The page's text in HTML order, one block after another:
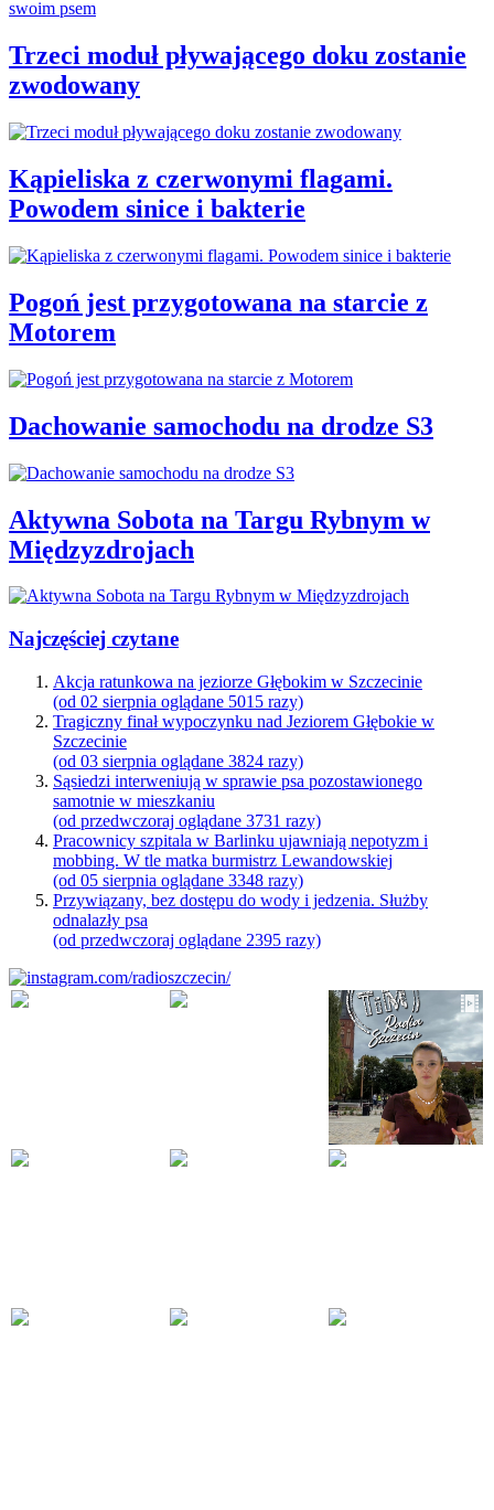
Trzeci moduł pływającego doku zostanie
zwodowany
Kąpieliska z czerwonymi flagami.
Powodem sinice i bakterie
Pogoń jest przygotowana na starcie z
Motorem
Dachowanie samochodu na drodze S3
Aktywna Sobota na Targu Rybnym w
Międzyzdrojach
Najczęściej czytane
Akcja ratunkowa na jeziorze Głębokim w Szczecinie
(od 02 sierpnia oglądane 5015 razy)
Tragiczny finał wypoczynku nad Jeziorem Głębokie w
Szczecinie
(od 03 sierpnia oglądane 3824 razy)
Sąsiedzi interweniują w sprawie psa pozostawionego
samotnie w mieszkaniu
(od przedwczoraj oglądane 3731 razy)
Pracownicy szpitala w Barlinku ujawniają nepotyzm i
mobbing. W tle matka burmistrz Lewandowskiej
(od 05 sierpnia oglądane 3348 razy)
Przywiązany, bez dostępu do wody i jedzenia. Służby
odnalazły psa
(od przedwczoraj oglądane 2395 razy)